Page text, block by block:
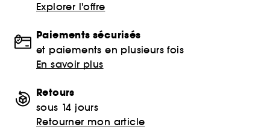
Explorer l'offre
Paiements sécurisés
et paiements en plusieurs fois
En savoir plus
Retours
sous 14 jours
Retourner mon article